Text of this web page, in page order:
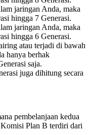
jaringan Anda, maka
hingga 7 Generasi.
jaringan Anda, maka
hingga 6 Generasi.
atau terjadi di bawah
hanya berhak
saja.
juga dihitung secara
pembelanjaan kedua
Plan B terdiri dari